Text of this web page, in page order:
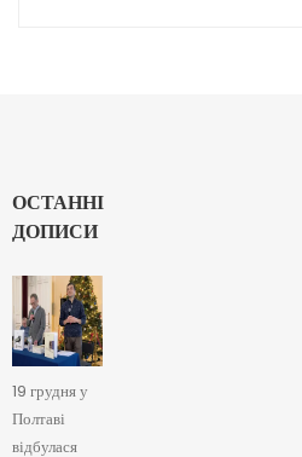
ОСТАННІ
ДОПИСИ
19 грудня у
Полтаві
відбулася